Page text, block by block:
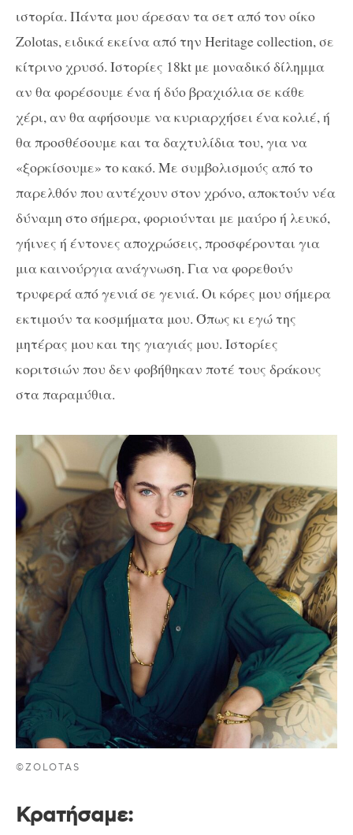
ιστορία. Πάντα μου άρεσαν τα σετ από τον οίκο
Zolotas, ειδικά εκείνα από την Heritage collection, σε
κίτρινο χρυσό. Ιστορίες 18kt με μοναδικό δίλημμα
αν θα φορέσουμε ένα ή δύο βραχιόλια σε κάθε
χέρι, αν θα αφήσουμε να κυριαρχήσει ένα κολιέ, ή
θα προσθέσουμε και τα δαχτυλίδια του, για να
«ξορκίσουμε» το κακό. Με συμβολισμούς από το
παρελθόν που αντέχουν στον χρόνο, αποκτούν νέα
δύναμη στο σήμερα, φοριούνται με μαύρο ή λευκό,
γήινες ή έντονες αποχρώσεις, προσφέρονται για
μια καινούργια ανάγνωση. Για να φορεθούν
τρυφερά από γενιά σε γενιά. Οι κόρες μου σήμερα
εκτιμούν τα κοσμήματα μου. Όπως κι εγώ της
μητέρας μου και της γιαγιάς μου. Ιστορίες
κοριτσιών που δεν φοβήθηκαν ποτέ τους δράκους
στα παραμύθια.
©ZOLOTAS
Κρατήσαμε: